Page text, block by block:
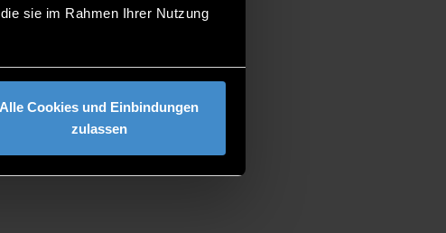
sie im Rahmen Ihrer Nutzung
Alle Cookies und Einbindungen
zulassen